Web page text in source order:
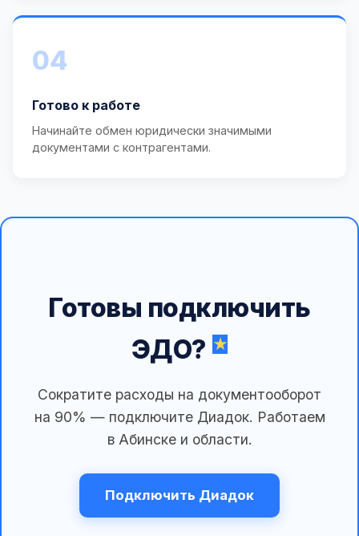
04
Готово к работе
Начинайте обмен юридически значимыми
документами с контрагентами.
Готовы подключить
ЭДО?
Сократите расходы на документооборот
на 90% — подключите Диадок. Работаем
в Абинске и области.
Подключить Диадок